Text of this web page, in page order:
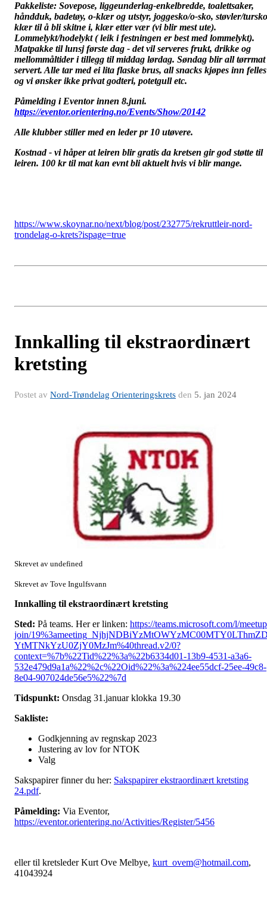
Pakkeliste: Sovepose, liggeunderlag-enkelbredde, toalettsaker,
håndduk, badetøy, o-klær og utstyr, joggesko/o-sko, støvler/
klær til å bli skitne i, klær etter vær (vi blir mest ute).
Lommelykt/hodelykt ( leik i festningen er best med lommelykt).
Matpakke til lunsj første dag - det vil serveres frukt, drikke og
mellommåltider i tillegg til middag lørdag. Søndag blir all tørrmat
servert. Alle tar med ei lita flaske brus, all snacks kjøpes inn felles
og vi ønsker ikke privat godteri, potetgull etc.
Påmelding i Eventor innen 8.juni.
https://eventor.orientering.no/Events/Show/20142
Alle klubber stiller med en leder pr 10 utøvere.
Kostnad - vi håper at leiren blir gratis da kretsen gir god støtte til
leiren. 100 kr til mat kan evnt bli aktuelt hvis vi blir mange.
https://www.skoynar.no/next/blog/post/232775/rekruttleir-nord-
trondelag-o-krets?ispage=true
Innkalling til ekstraordinært
kretsting
Postet av Nord-Trøndelag Orienteringskrets den 5. jan 2024
Skrevet av undefined
Skrevet av Tove Ingulfsvann
Innkalling til ekstraordinært kretsting
Sted: På teams. Her er linken: https://teams.microsoft.com/l/
join/
YtMTNkYzU0ZjY0MzJm%40thread.v2/0?
context=%7b%22Tid%22%3a%22b6334d01-13b9-4531-a3a6-
532e479d9a1a%22%2c%22Oid%22%3a%224ee55dcf-25ee-49c8-
8e04-907024de56e5%22%7d
Tidspunkt: Onsdag 31.januar klokka 19.30
Sakliste:
Godkjenning av regnskap 2023
Justering av lov for NTOK
Valg
Sakspapirer finner du her: Sakspapirer ekstraordinært kretsting
24.pdf.
Påmelding: Via Eventor,
https://eventor.orientering.no/Activities/Register/5456
eller til kretsleder Kurt Ove Melbye, kurt_ovem@hotmail.com,
41043924